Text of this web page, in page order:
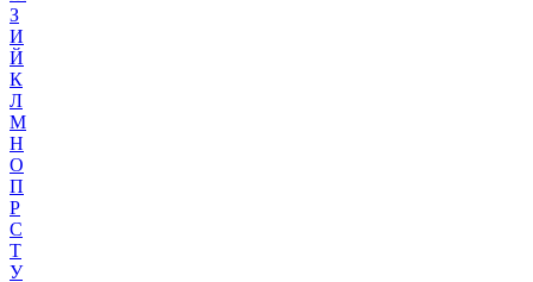
З
И
Й
К
Л
М
Н
О
П
Р
С
Т
У